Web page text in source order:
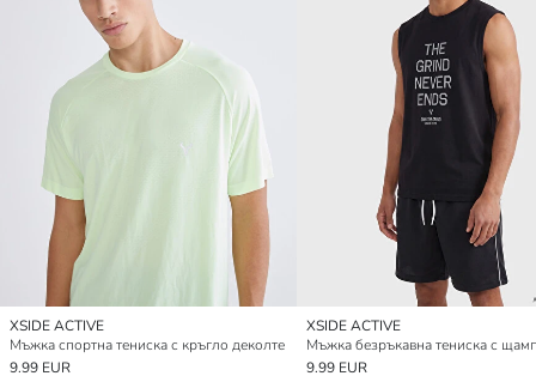
XSIDE ACTIVE
Мъжка спортна тениска с кръгло деколте
9.99 EUR
XSIDE ACTIVE
9.99 EUR